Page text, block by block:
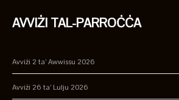
AVVIŻI TAL-PARROĊĊA
Avviżi 2 ta’ Awwissu 2026
Avviżi 26 ta’ Lulju 2026